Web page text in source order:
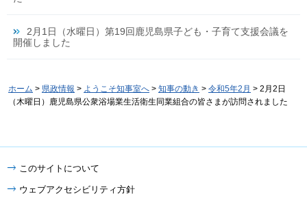
2月1日（水曜日）第19回鹿児島県子ども・子育て支援会議を
開催しました
ホーム > 県政情報 > ようこそ知事室へ > 知事の動き > 令和5年2月 > 2月2日
（木曜日）鹿児島県公衆浴場業生活衛生同業組合の皆さまが訪問されました
このサイトについて
ウェブアクセシビリティ方針